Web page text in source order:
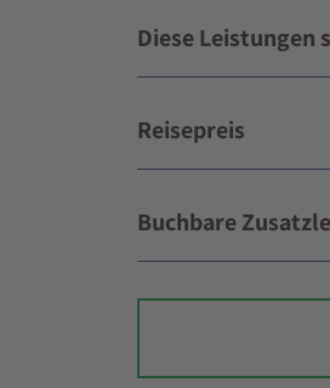
Diese Leistungen
Reisepreis
Buchbare